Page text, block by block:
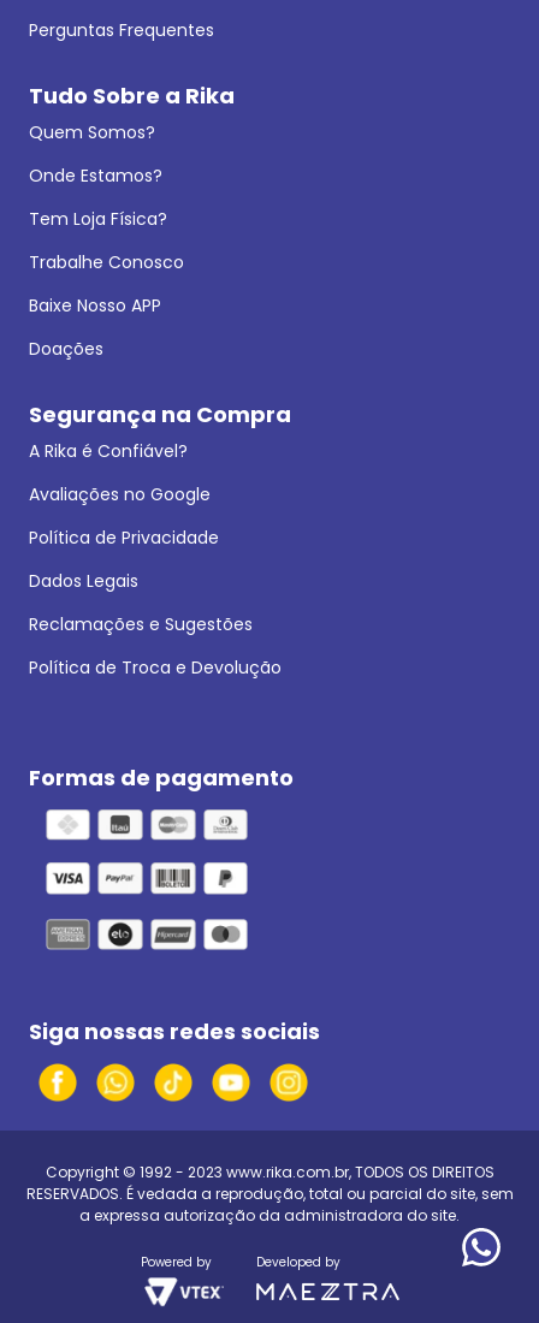
Perguntas Frequentes
Tudo Sobre a Rika
Quem Somos?
Onde Estamos?
Tem Loja Física?
Trabalhe Conosco
Baixe Nosso APP
Doações
Segurança na Compra
A Rika é Confiável?
Avaliações no Google
Política de Privacidade
Dados Legais
Reclamações e Sugestões
Política de Troca e Devolução
Formas de pagamento
Siga nossas redes sociais
Copyright © 1992 - 2023 www.rika.com.br, TODOS OS DIREITOS
RESERVADOS. É vedada a reprodução, total ou parcial do site, sem
a expressa autorização da administradora do site.
Powered by Developed by